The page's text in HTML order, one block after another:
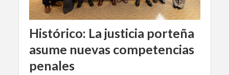
Histórico: La justicia porteña
asume nuevas competencias
penales